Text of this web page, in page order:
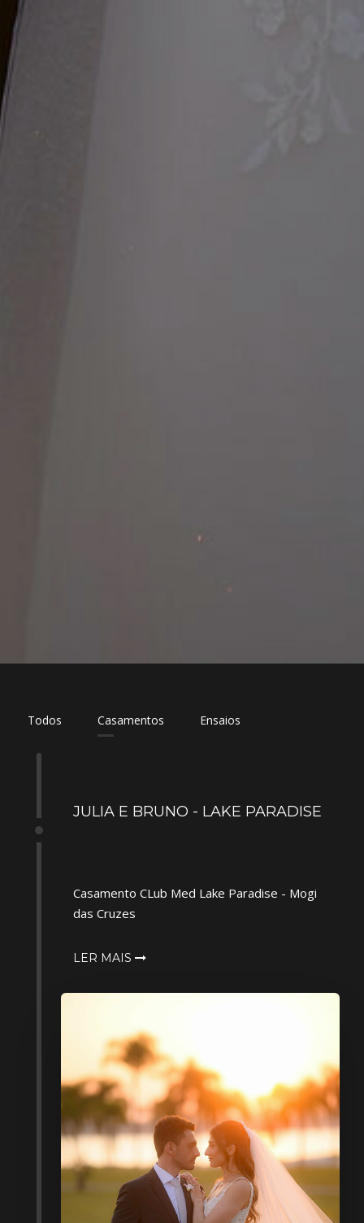
Todos Casamentos Ensaios
JULIA E BRUNO - LAKE PARADISE
Casamento CLub Med Lake Paradise - Mogi
das Cruzes
LER MAIS